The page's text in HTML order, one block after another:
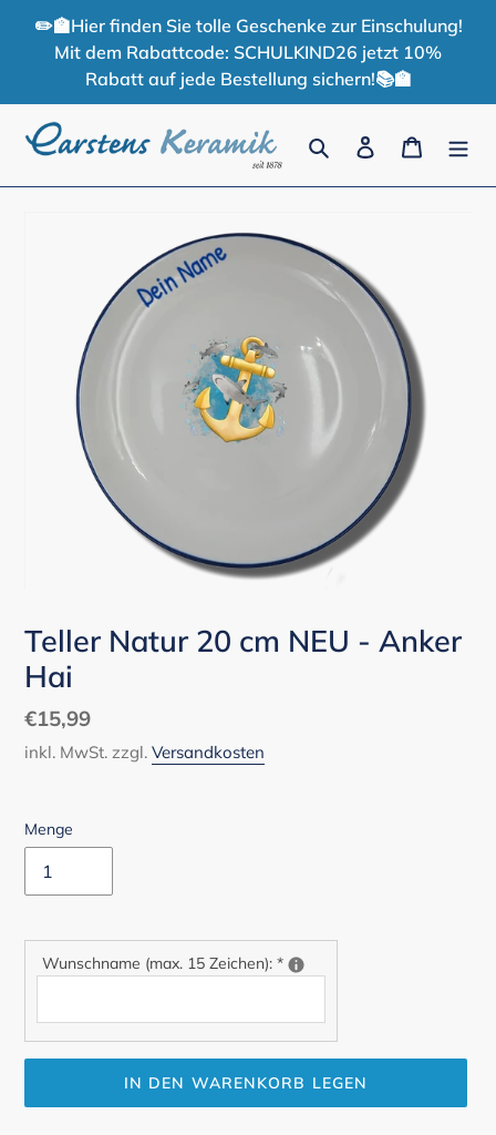
✏️🏫Hier finden Sie tolle Geschenke zur Einschulung!
Mit dem Rabattcode: SCHULKIND26 jetzt 10%
Rabatt auf jede Bestellung sichern!📚🏫
Suchen Einloggen
Teller Natur 20 cm NEU - Anker
Hai
Normaler
Preis
€15,99
inkl. MwSt. zzgl. Versandkosten
Menge
Wunschname (max. 15 Zeichen): *
IN DEN WARENKORB LEGEN